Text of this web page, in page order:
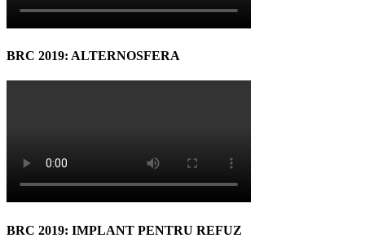
BRC 2019: ALTERNOSFERA
BRC 2019: IMPLANT PENTRU REFUZ